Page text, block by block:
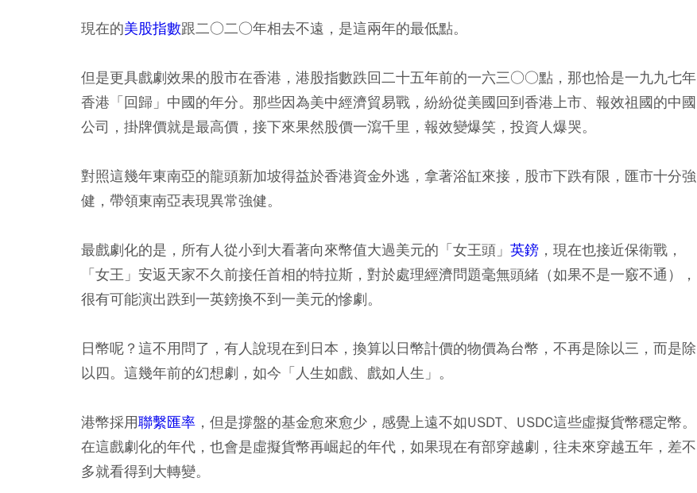
現在的美股指數跟二○二○年相去不遠，是這兩年的最低點。
但是更具戲劇效果的股市在香港，港股指數跌回二十五年前的一六三○○點，那也恰是一九九七年
香港「回歸」中國的年分。那些因為美中經濟貿易戰，紛紛從美國回到香港上市、報效祖國的中國
公司，掛牌價就是最高價，接下來果然股價一瀉千里，報效變爆笑，投資人爆哭。
對照這幾年東南亞的龍頭新加坡得益於香港資金外逃，拿著浴缸來接，股市下跌有限，匯市十分強
健，帶領東南亞表現異常強健。
最戲劇化的是，所有人從小到大看著向來幣值大過美元的「女王頭」 英鎊 ，現在也接近保衛戰，
「女王」安返天家不久前接任首相的特拉斯，對於處理經濟問題毫無頭緒（如果不是一竅不通），
很有可能演出跌到一英鎊換不到一美元的慘劇。
日幣呢？這不用問了，有人說現在到日本，換算以日幣計價的物價為台幣，不再是除以三，而是除
以四。這幾年前的幻想劇，如今「人生如戲、戲如人生」。
港幣採用聯繫匯率 ，但是撐盤的基金愈來愈少，感覺上遠不如USDT、USDC這些虛擬貨幣穩定幣。
在這戲劇化的年代，也會是虛擬貨幣再崛起的年代，如果現在有部穿越劇，往未來穿越五年，差不
多就看得到大轉變。